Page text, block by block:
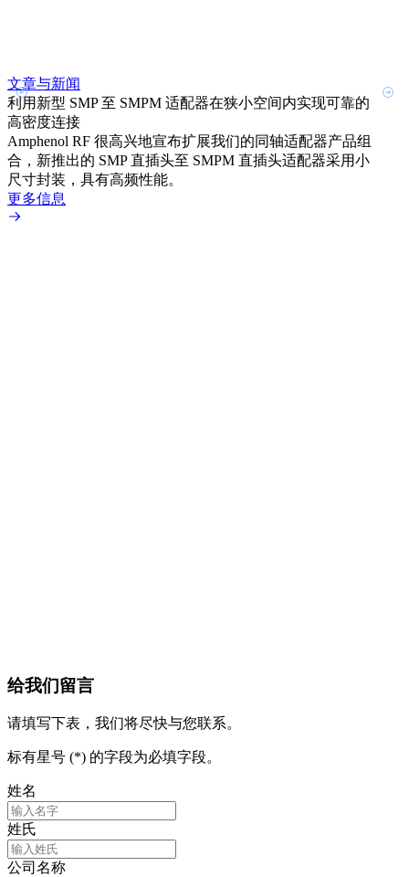
文章与新闻
利用新型 SMP 至 SMPM 适配器在狭小空间内实现可靠的
高密度连接
Amphenol RF 很高兴地宣布扩展我们的同轴适配器产品组
合，新推出的 SMP 直插头至 SMPM 直插头适配器采用小
尺寸封装，具有高频性能。
更多信息
文
防
给我们留言
请填写下表，我们将尽快与您联系。
标有星号 (*) 的字段为必填字段。
姓名
姓氏
公司名称